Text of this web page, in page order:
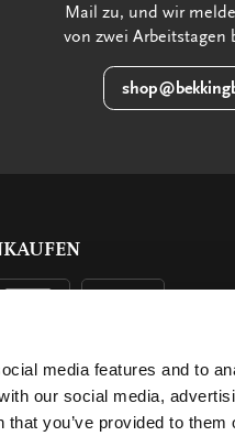
media features and to
our social media,
you’ve provided to them
Mail zu, und wir
von zwei Arbeitstagen